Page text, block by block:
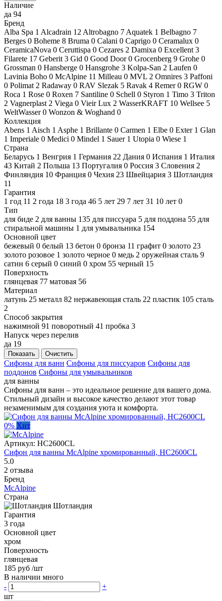
Наличие
да 94
Бренд
Alba Spa 1 Alcadrain 12 Altrobagno 7 Aquatek 1 Belbagno 7
Berges 0 Boheme 8 Bruma 0 Calani 0 Caprigo 0 Ceramalux 0
CeramicaNova 0 Ceruttispa 0 Cezares 2 Damixa 0 Excellent 3
Filarete 17 Geberit 3 Gid 0 Good Door0 Grocenberg 9 Grohe 0
Grossman 0 Hansberge 0 Hansgrohe 3 Kolpa-San 2 Laufen 0
Lavinia Boho 0 McAlpine 11 Milleau 0 MVL 2 Omnires 3 Paffoni
0 Polimat 2 Radaway 0 RAV Slezak 5 Ravak 4 Remer0 RGW 0
Roca 1 Rose 0 Roxen 7 Santiline 0 Schell 0 Styron 1 Timo 3 Triton
2 Vagnerplast 2 Viega 0 Vieir Lux 2 WasserKRAFT 10 Wellsee 5
WeltWasser0 Wonzon & Woghand 0
Коллекция
Abens 1 Aisch 1 Asphe 1 Brillante 0 Carmen 1 Elbe 0 Exter 1 Glan
1 Imperiale 0 Medici 0 Mindel 1 Sauer 1 Utopia 0 Wiese 1
Страна
Беларусь 1 Венгрия 1 Германия 22 Дания 0 Испания 1 Италия
43 Китай 2 Польша 13 Португалия 0 Россия 3 Словения 2
Финляндия 10 Франция 0 Чехия 23 Швейцария 3 Шотландия
11
Гарантия
1 год 11 2 года 18 3 года 46 5 лет 29 7 лет 31 10 лет 0
Тип
для биде 2 для ванны 135 для писсуара 5 для поддона 55 для
стиральной машины 1 для умывальника 154
Основной цвет
бежевый 0 белый 13 бетон 0 бронза 11 графит 0 золото 23
золото розовое 1 золото черное 0 медь 2 оружейная сталь 9
сатин 6 серый 0 синий 0 хром 55 черный 15
Поверхность
глянцевая 77 матовая 56
Материал
латунь 25 металл 82 нержавеющая сталь 22 пластик 105 сталь
2
Способ закрытия
нажимной 91 поворотный 41 пробка 3
Напуск через перелив
да 19
Показать Очистить
Сифоны для ванн Сифоны для писсуаров Сифоны для
поддонов Сифоны для умывальников
для ванны
Сифоны для ванн – это идеальное решение для вашего дома.
Стильный дизайн и высокое качество делают этот товар
незаменимым для создания уюта и комфорта.
0% Хит
Артикул: HC2600CL
Сифон для ванны McAlpine хромированный, HC2600CL
5.0
2 отзыва
Бренд
McAlpine
Страна
Шотландия
Гарантия
3 года
Основной цвет
хром
Поверхность
глянцевая
185 руб /шт
В наличии много
-
+
шт